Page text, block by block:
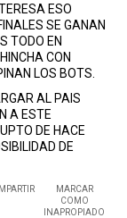
ESO
SE GANAN
TODO EN
CON
LOS BOTS.
AL PAIS
A ESTE
DE HACE
DE
MARCAR
COMO
INAPROPIADO